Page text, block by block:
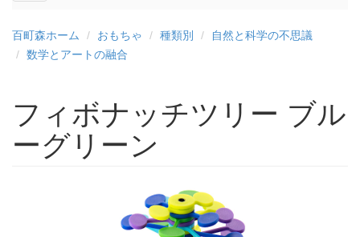
百町森ホーム おもちゃ 種類別
自然と科学の不思議
数学とアートの融合
フィボナッチツリー ブル
ーグリーン